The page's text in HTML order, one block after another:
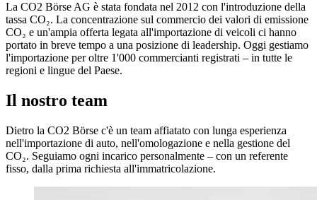
La CO2 Börse AG è stata fondata nel 2012 con l'introduzione della
tassa CO₂. La concentrazione sul commercio dei valori di emissione
CO₂ e un'ampia offerta legata all'importazione di veicoli ci hanno
portato in breve tempo a una posizione di leadership. Oggi gestiamo
l'importazione per oltre 1'000 commercianti registrati – in tutte le
regioni e lingue del Paese.
Il nostro team
Dietro la CO2 Börse c'è un team affiatato con lunga esperienza
nell'importazione di auto, nell'omologazione e nella gestione del
CO₂. Seguiamo ogni incarico personalmente – con un referente
fisso, dalla prima richiesta all'immatricolazione.